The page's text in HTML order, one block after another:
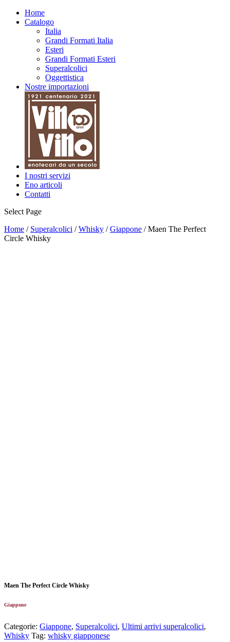
Home
Catalogo
Italia
Grandi Formati Italia
Esteri
Grandi Formati Esteri
Superalcolici
Oggettistica
Nostre importazioni
I nostri servizi
Eno articoli
Contatti
Select Page
Home / Superalcolici /Whisky /Giappone / Maen The Perfect
Circle Whisky
Maen The Perfect Circle Whisky
Giappone
Categorie: Giappone, Superalcolici, Ultimi arrivi superalcolici,
Whisky Tag: whisky giapponese